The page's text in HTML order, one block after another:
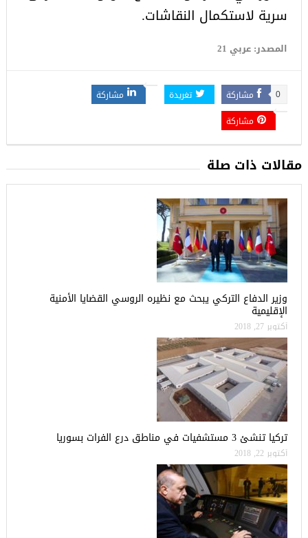
سرية لاستكمال النقاشات.
المصدر: عربي 21
مشاركة 0 تغريدة
مشاركة
مشاركة
مقالات ذات صلة
وزير الدفاع التركي يبحث مع نظيره الروسي القضايا الأمنية
الإقليمية
أكتوبر 27, 2018
تركيا تنشئ 3 مستشفيات في مناطق درع الفرات بسوريا
أكتوبر 22, 2018